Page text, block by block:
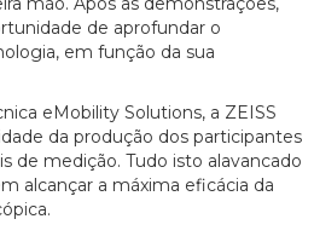
de aprofundar o
em função da sua
eMobility Solutions, a ZEISS
da produção dos participantes
de medição. Tudo isto alavancado
alcançar a máxima eficácia da